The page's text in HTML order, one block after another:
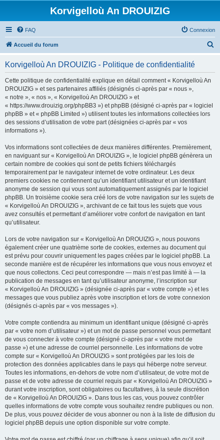
Korvigelloù An DROUIZIG
FAQ Connexion
Accueil du forum
Korvigelloù An DROUIZIG - Politique de confidentialité
Cette politique de confidentialité explique en détail comment « Korvigelloù An
DROUIZIG » et ses partenaires affiliés (désignés ci-après par « nous »,
« notre », « nos », « Korvigelloù An DROUIZIG » et
« https://www.drouizig.org/phpBB3 ») et phpBB (désigné ci-après par « logiciel
phpBB » et « phpBB Limited ») utilisent toutes les informations collectées lors
des sessions d’utilisation de votre part (désignées ci-après par « vos
informations »).
Vos informations sont collectées de deux manières différentes. Premièrement,
en naviguant sur « Korvigelloù An DROUIZIG », le logiciel phpBB génèrera un
certain nombre de cookies qui sont de petits fichiers téléchargés
temporairement par le navigateur internet de votre ordinateur. Les deux
premiers cookies ne contiennent qu’un identifiant utilisateur et un identifiant
anonyme de session qui vous sont automatiquement assignés par le logiciel
phpBB. Un troisième cookie sera créé lors de votre navigation sur les sujets de
« Korvigelloù An DROUIZIG », archivant de ce fait tous les sujets que vous
avez consultés et permettant d’améliorer votre confort de navigation en tant
qu’utilisateur.
Lors de votre navigation sur « Korvigelloù An DROUIZIG », nous pouvons
également créer une quatrième sorte de cookies, externes au document qui
est prévu pour couvrir uniquement les pages créées par le logiciel phpBB. La
seconde manière est de récupérer les informations que vous nous envoyez et
que nous collectons. Ceci peut correspondre — mais n’est pas limité à — la
publication de messages en tant qu’utilisateur anonyme, l’inscription sur
« Korvigelloù An DROUIZIG » (désignée ci-après par « votre compte ») et les
messages que vous publiez après votre inscription et lors de votre connexion
(désignés ci-après par « vos messages »).
Votre compte contiendra au minimum un identifiant unique (désigné ci-après
par « votre nom d’utilisateur ») et un mot de passe personnel vous permettant
de vous connecter à votre compte (désigné ci-après par « votre mot de
passe ») et une adresse de courriel personnelle. Les informations de votre
compte sur « Korvigelloù An DROUIZIG » sont protégées par les lois de
protection des données applicables dans le pays qui héberge notre serveur.
Toutes les informations, en-dehors de votre nom d’utilisateur, de votre mot de
passe et de votre adresse de courriel requis par « Korvigelloù An DROUIZIG »
durant votre inscription, sont obligatoires ou facultatives, à la seule discrétion
de « Korvigelloù An DROUIZIG ». Dans tous les cas, vous pouvez contrôler
quelles informations de votre compte vous souhaitez rendre publiques ou non.
De plus, vous pouvez décider de vous abonner ou non à la liste de diffusion du
logiciel phpBB depuis une option disponible sur votre compte.